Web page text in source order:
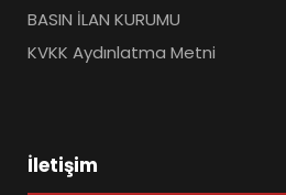
BASIN İLAN KURUMU
KVKK Aydınlatma Metni
İletişim